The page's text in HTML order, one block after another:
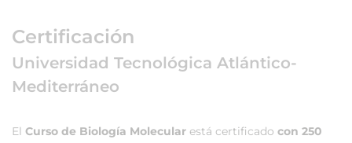
Certificación
Universidad Tecnológica Atlántico-
Mediterráneo
El Curso de Biología Molecular está certificado con 250